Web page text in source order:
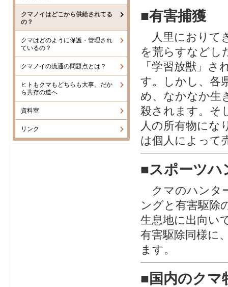
■有害捕獲
人里におりて
を荒らすなどし
「学習放獣」
す。しかし、各
め、なかなか生
殺されます。そ
人の所有物にな
は個人によって
■スポーツハ
クマのハンタ
ングと有害駆除
生息地に出向い
有害駆除同様に
ます。
■国内のクマ
クマノイはどこから供給されてる
の？
クマはどのように保護・管理され
ているの？
クマノイの流通の問題点とは？
ヒトもクマもどちらも大事。だか
ら共存の道へ
資料室
リンク